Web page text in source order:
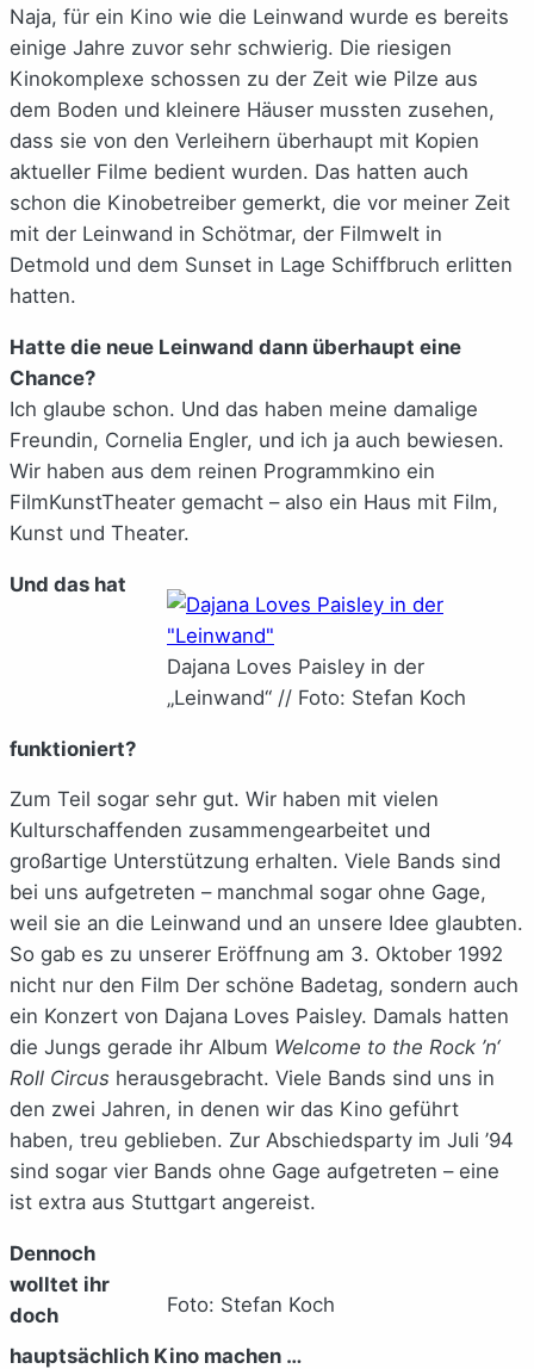
Naja, für ein Kino wie die Leinwand wurde es bereits
einige Jahre zuvor sehr schwierig. Die riesigen
Kinokomplexe schossen zu der Zeit wie Pilze aus
dem Boden und kleinere Häuser mussten zusehen,
dass sie von den Verleihern überhaupt mit Kopien
aktueller Filme bedient wurden. Das hatten auch
schon die Kinobetreiber gemerkt, die vor meiner Zeit
mit der Leinwand in Schötmar, der Filmwelt in
Detmold und dem Sunset in Lage Schiffbruch erlitten
hatten.
Hatte die neue Leinwand dann überhaupt eine
Chance?
Ich glaube schon. Und das haben meine damalige
Freundin, Cornelia Engler, und ich ja auch bewiesen.
Wir haben aus dem reinen Programmkino ein
FilmKunstTheater gemacht – also ein Haus mit Film,
Kunst und Theater.
Dajana Loves Paisley in der
„Leinwand“ // Foto: Stefan Koch
Und das hat
funktioniert?
Zum Teil sogar sehr gut. Wir haben mit vielen
Kulturschaffenden zusammengearbeitet und
großartige Unterstützung erhalten. Viele Bands sind
bei uns aufgetreten – manchmal sogar ohne Gage,
weil sie an die Leinwand und an unsere Idee glaubten.
So gab es zu unserer Eröffnung am 3. Oktober 1992
nicht nur den Film Der schöne Badetag, sondern auch
ein Konzert von Dajana Loves Paisley. Damals hatten
die Jungs gerade ihr Album Welcome to the Rock ’n‘
Roll Circus herausgebracht. Viele Bands sind uns in
den zwei Jahren, in denen wir das Kino geführt
haben, treu geblieben. Zur Abschiedsparty im Juli ’94
sind sogar vier Bands ohne Gage aufgetreten – eine
ist extra aus Stuttgart angereist.
Foto: Stefan Koch
Dennoch
wolltet ihr
doch
hauptsächlich Kino machen …